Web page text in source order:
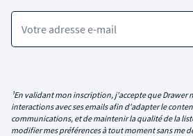
Votre adresse e-mail
¹En validant mon inscription, j'accepte que Drawer
interactions avec ses emails afin d'adapter le
communications, et de maintenir la qualité de la
modifier mes préférences à tout moment sans me